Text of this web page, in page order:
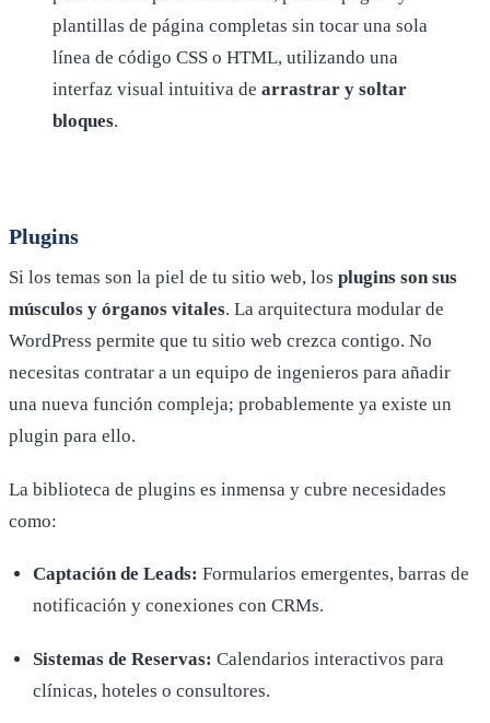
plantillas de página completas sin tocar una sola
línea de código CSS o HTML, utilizando una
interfaz visual intuitiva de arrastrar y soltar
bloques.
Plugins
Si los temas son la piel de tu sitio web, los plugins son sus
músculos y órganos vitales. La arquitectura modular de
WordPress permite que tu sitio web crezca contigo. No
necesitas contratar a un equipo de ingenieros para añadir
una nueva función compleja; probablemente ya existe un
plugin para ello.
La biblioteca de plugins es inmensa y cubre necesidades
como:
Captación de Leads: Formularios emergentes, barras de
notificación y conexiones con CRMs.
Sistemas de Reservas: Calendarios interactivos para
clínicas, hoteles o consultores.